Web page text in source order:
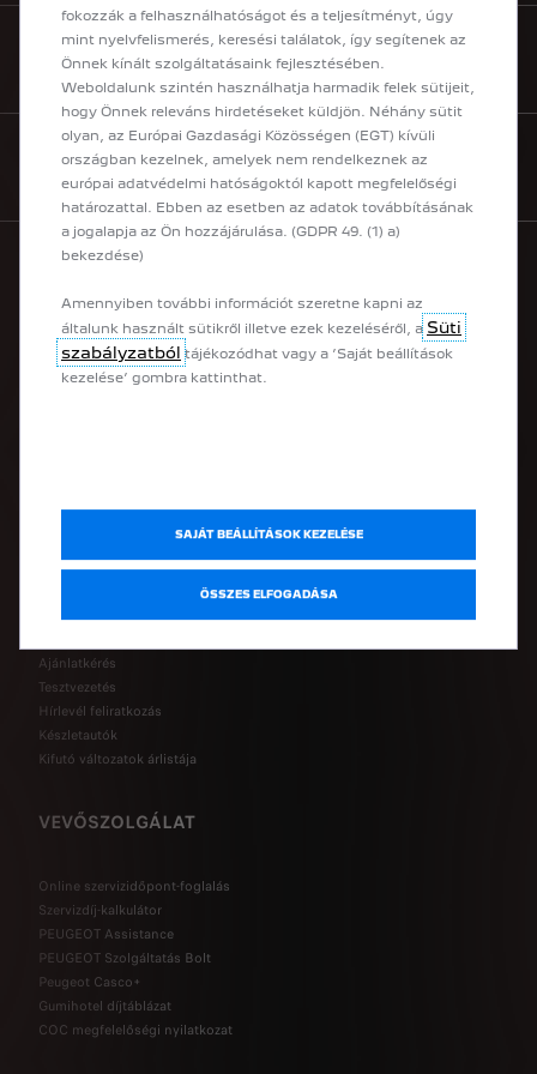
SEGÍTHETÜNK
KAPCSOLATFELVÉTEL
PEUGEOT MODELLEK
Elektromos
Ajánlatkérés
Tesztvezetés
Hírlevél feliratkozás
Készletautók
Kifutó változatok árlistája
VEVŐSZOLGÁLAT
Online szervizidőpont-foglalás
Szervizdíj-kalkulátor
PEUGEOT Assistance
PEUGEOT Szolgáltatás Bolt
Peugeot Casco+
Gumihotel díjtáblázat
COC megfelelőségi nyilatkozat
fokozzák a felhasználhatóságot és a teljesítményt, úgy
mint nyelvfelismerés, keresési találatok, így segítenek az
Önnek kínált szolgáltatásaink fejlesztésében.
Weboldalunk szintén használhatja harmadik felek sütijeit,
hogy Önnek releváns hirdetéseket küldjön. Néhány sütit
olyan, az Európai Gazdasági Közösségen (EGT) kívüli
országban kezelnek, amelyek nem rendelkeznek az
európai adatvédelmi hatóságoktól kapott megfelelőségi
határozattal. Ebben az esetben az adatok továbbításának
a jogalapja az Ön hozzájárulása. (GDPR 49. (1) a)
bekezdése)
Amennyiben további információt szeretne kapni az
általunk használt sütikről illetve ezek kezeléséről, a Süti
szabályzatból tájékozódhat vagy a ’Saját beállítások
kezelése’ gombra kattinthat.
SAJÁT BEÁLLÍTÁSOK KEZELÉSE
ÖSSZES ELFOGADÁSA